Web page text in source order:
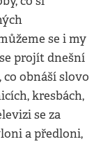
se i my
projít dnešní
obnáší slovo
kresbách,
se za
a předloni,